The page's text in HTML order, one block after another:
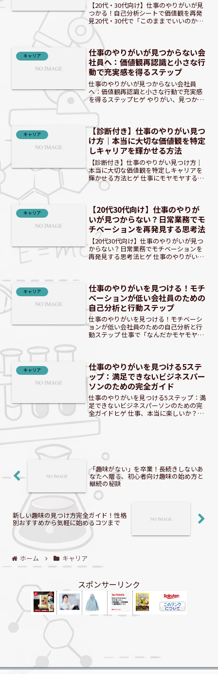
【20代・30代向け】仕事のやりがいが見
つかる！自己分析シートで価値観を再発
見20代・30代で「このままでいいのか
な？」と仕事に漠然とした不安や不満を
感じている方は多いのではないでしょう
か。毎日の仕事に充実感がなく、何を目
標にすればいいか分...
キャリア
仕事のやりがいが見つからない会
社員へ：価値観再認識と小さな行
動で充実感を得るステップ
仕事のやりがいが見つからない会社員
へ：価値観再認識と小さな行動で充実感
を得るステップヒゲ やりがい、見つから
よ。 仕事のやりがいが見つからないのは
がいが見つからないと感...
キャリア
【診断付き】仕事のやりがい見つ
け方｜本当に大切な価値観を特定
しキャリアを輝かせる方法
【診断付き】仕事のやりがい見つけ方｜
本当に大切な価値観を特定しキャリアを
輝かせる方法ヒゲ 仕事にモヤモヤする原
因、一緒に探してみないか？ 仕事に不満
はないけど物足りない…そのモヤモヤの
けれど、どこか心に「...
キャリア
【20代30代向け】仕事のやりが
いが見つからない？日常業務でモ
チベーションを再発見する思考法
【20代30代向け】仕事のやりがいが見つ
からない？日常業務でモチベーションを
再発見する思考法ヒゲ 仕事のやりがい、
代・30代の会社...
キャリア
仕事のやりがいを見つける！モチ
ベーションが低い会社員のための
自己分析と行動ステップ
仕事のやりがいを見つける！モチベーシ
ョンが低い会社員のための自己分析と行
動ステップ 仕事で「なんだかモヤモヤす
みを抱える会社員は少なく...
キャリア
仕事のやりがいを見つける5ステ
ップ：満足できないビジネスパー
ソンのための完全ガイド
仕事のやりがいを見つける5ステップ：満
足できないビジネスパーソンのための完
全ガイドヒゲ 仕事、本当に楽しいか？現
状に満足できないなら、この旅に出よう
がいを見つける旅に出よう日々の仕事に
「趣味がない」を卒業！長続きしないあ
なたへ贈る、初心者向け趣味の始め方と
継続の秘訣
新しい趣味の見つけ方完全ガイド！性格
別おすすめから気軽に始めるコツまで
ホーム キャリア
スポンサーリンク